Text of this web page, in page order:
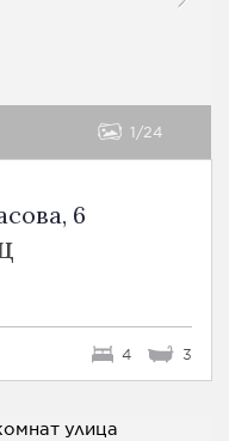
1 24
6
4 3